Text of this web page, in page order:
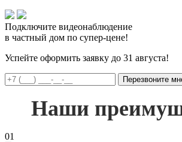
Подключите видеонаблюдение
в частный дом по супер-цене!
Успейте оформить заявку до 31 августа!
Перезвоните
Наши
01